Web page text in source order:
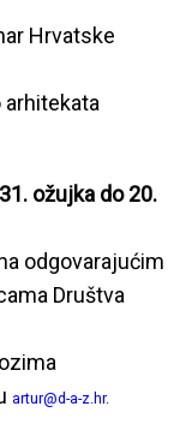
Hrvatske
arhitekata
31. ožujka do 20.
odgovarajućim
Društva
artur@d-a-z.hr.